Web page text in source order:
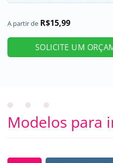
A partir de R$15,99
SOLICITE UM
Modelos para